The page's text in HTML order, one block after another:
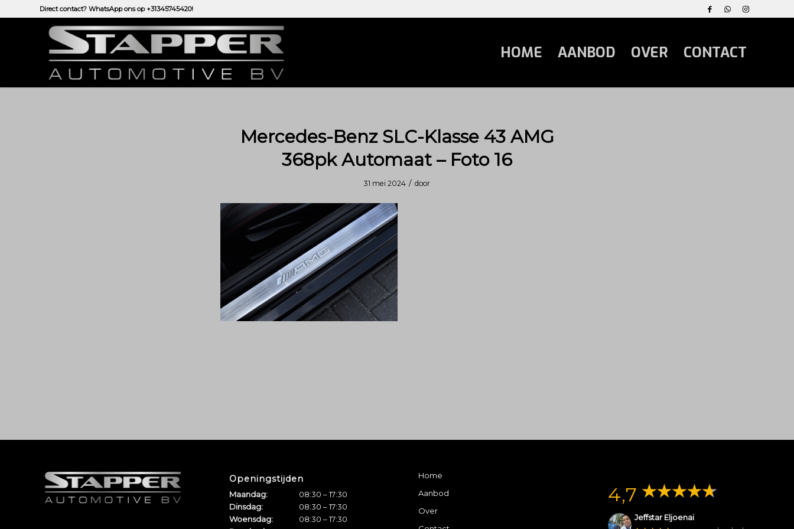
Direct contact? WhatsApp ons op +31345745420!
HOME AANBOD OVER CONTACT
Mercedes-Benz SLC-Klasse 43 AMG
368pk Automaat – Foto 16
31 mei 2024 / door
Openingstijden
Maandag:
08:30 – 17:30
Dinsdag:
08:30 – 17:30
Woensdag:
08:30 – 17:30
Home
Aanbod
Over
4,7
Jeffstar Eljoenai